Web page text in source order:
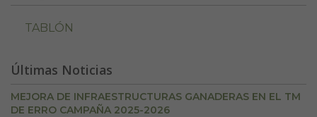
TABLÓN
Últimas Noticias
MEJORA DE INFRAESTRUCTURAS GANADERAS EN EL TM
DE ERRO CAMPAÑA 2025-2026